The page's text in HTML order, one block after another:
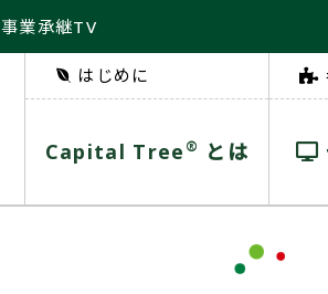
事業承継TV
はじめに
Capital Tree ® とは